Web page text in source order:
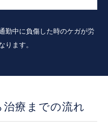
勤中に負傷した時のケガが労
ります。
療までの流れ